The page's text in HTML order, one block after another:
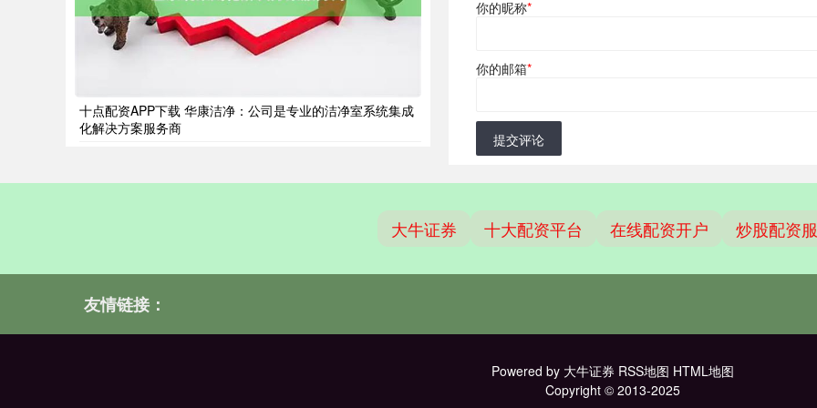
你的昵称*
你的邮箱*
提交评论
十点配资APP下载 华康洁净：公司是专业的洁净室系统集成
化解决方案服务商
大牛证券 十大配资平台 在线配资开户 炒股配资
友情链接：
Powered by 大牛证券 RSS地图 HTML地图
Copyright © 2013-2025